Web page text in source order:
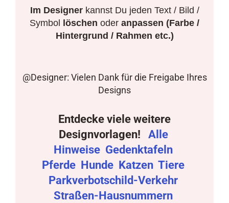
Im Designerkannst Du jeden Text / Bild /
Symbol
löschen oder anpassen (Farbe /
Hintergrund / Rahmen etc.)
@Designer: Vielen Dank für die Freigabe Ihres
Designs
Entdecke viele weitere
Designvorlagen!
Alle
Hinweise Gedenktafeln
Pferde Hunde Katzen Tiere
Parkverbotschild-Verkehr
Straßen-Hausnummern